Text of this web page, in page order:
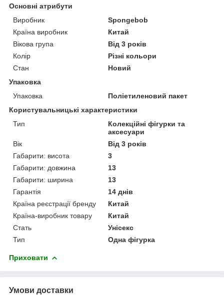
Основні атрибути
Виробник
Spongebob
Країна виробник
Китай
Вікова група
Від 3 років
Колір
Різні кольори
Стан
Новий
Упаковка
Упаковка
Поліетиленовий пакет
Користувальницькі характеристики
Тип
Колекційні фігурки та
аксесуари
Вік
Від 3 років
Габарити: висота
3
Габарити: довжина
13
Габарити: ширина
13
Гарантія
14 днів
Країна реєстрації бренду
Китай
Країна-виробник товару
Китай
Стать
Унісекс
Тип
Одна фігурка
Приховати
Умови доставки